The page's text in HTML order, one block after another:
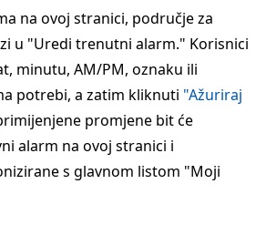
na ovoj stranici, područje za
u "Uredi trenutni alarm." Korisnici
minutu, AM/PM, oznaku ili
potrebi, a zatim kliknuti "Ažuriraj
promjene bit će
alarm na ovoj stranici i
s glavnom listom "Moji